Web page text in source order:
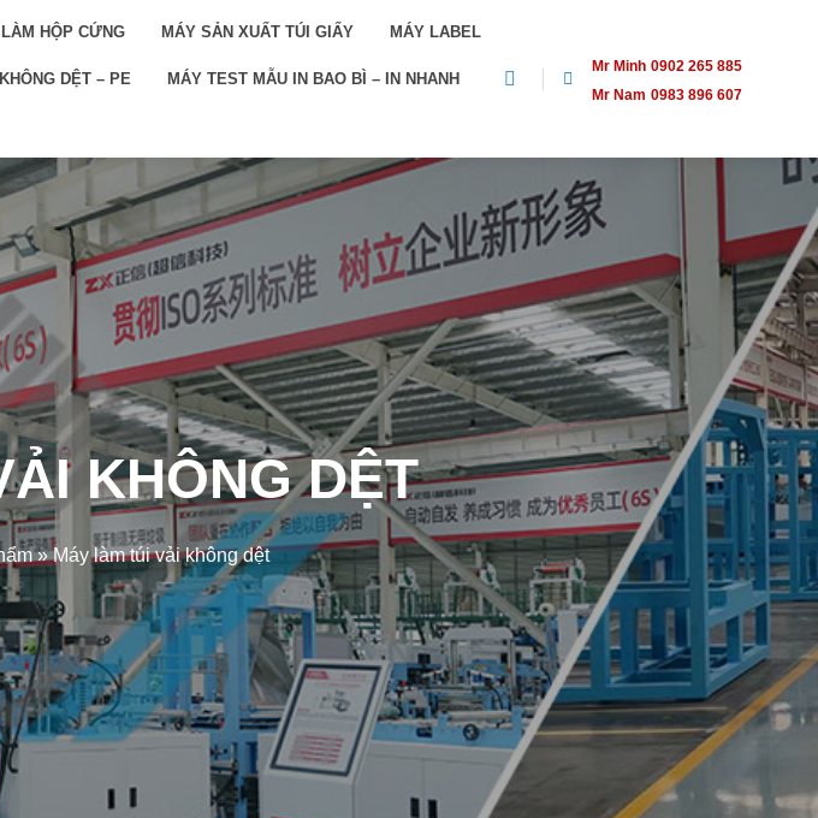
HỘP CỨNG MÁY SẢN XUẤT TÚI GIẤY MÁY LABEL
DỆT – PE MÁY TEST MẪU IN BAO BÌ – IN NHANH
Mr Minh 0902 265 885
Mr Nam 0983 896 607
KHÔNG DỆT
»Máy làm túi vải không dệt